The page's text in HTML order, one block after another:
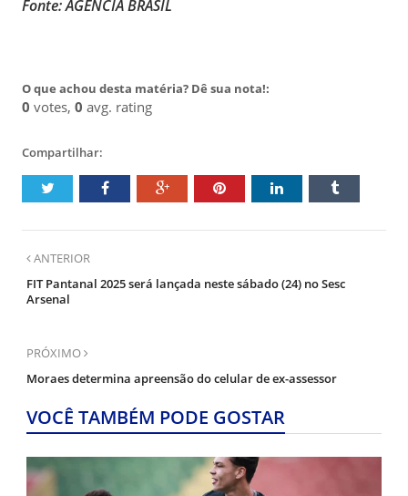
Fonte: AGÊNCIA BRASIL
O que achou desta matéria? Dê sua nota!:
0 votes, 0 avg. rating
Compartilhar:
ANTERIOR
FIT Pantanal 2025 será lançada neste sábado (24) no Sesc
Arsenal
PRÓXIMO
Moraes determina apreensão do celular de ex-assessor
VOCÊ TAMBÉM PODE GOSTAR